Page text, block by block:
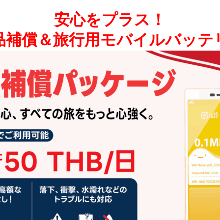
安心をプラス！
補償＆旅行用モバイルバッテ